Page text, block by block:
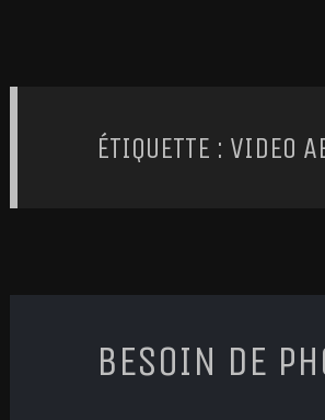
ÉTIQUETTE : VIDEO
BESOIN DE